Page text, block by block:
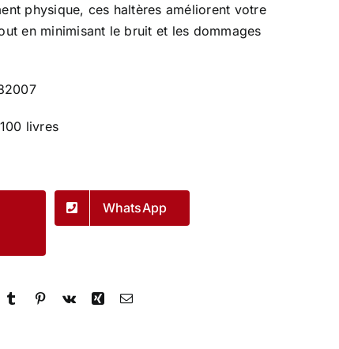
physique, ces haltères améliorent votre
en minimisant le bruit et les dommages
livres
WhatsApp